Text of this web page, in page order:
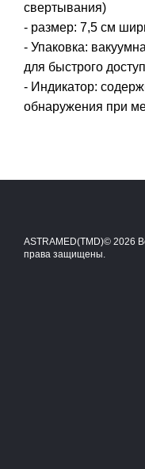
свертывания)
- размер: 7,5 см
- Упаковка:
для быстрого
- Индикатор:
обнаружения при
ASTRAMED(TMD)© 2026
права защищены.